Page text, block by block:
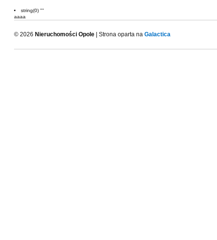
string(0) ""
aaaa
© 2026 Nieruchomości Opole | Strona oparta na Galactica